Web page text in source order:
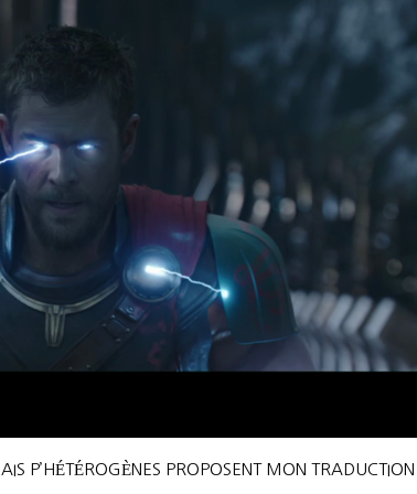
P’HÉTÉROGÈNES PROPOSENT MON